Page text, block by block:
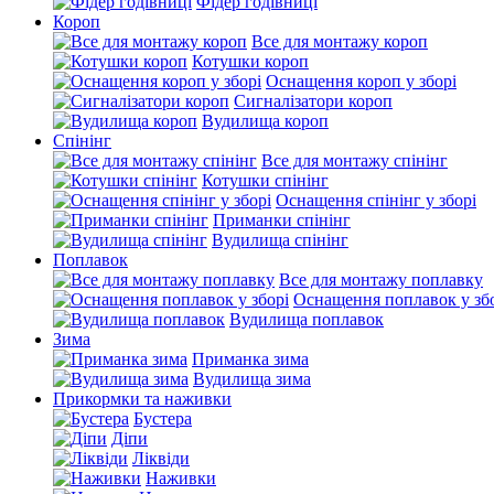
Короп
Все для монтажу короп
Котушки короп
Оснащення короп у зборі
Сигналізатори короп
Вудилища короп
Спінінг
Все для монтажу спінінг
Котушки спінінг
Оснащення спінінг у зборі
Приманки спінінг
Вудилища спінінг
Поплавок
Все для монтажу поплавку
Оснащення поплавок у
Вудилища поплавок
Зима
Приманка зима
Вудилища зима
Прикормки та наживки
Бустера
Діпи
Ліквіди
Наживки